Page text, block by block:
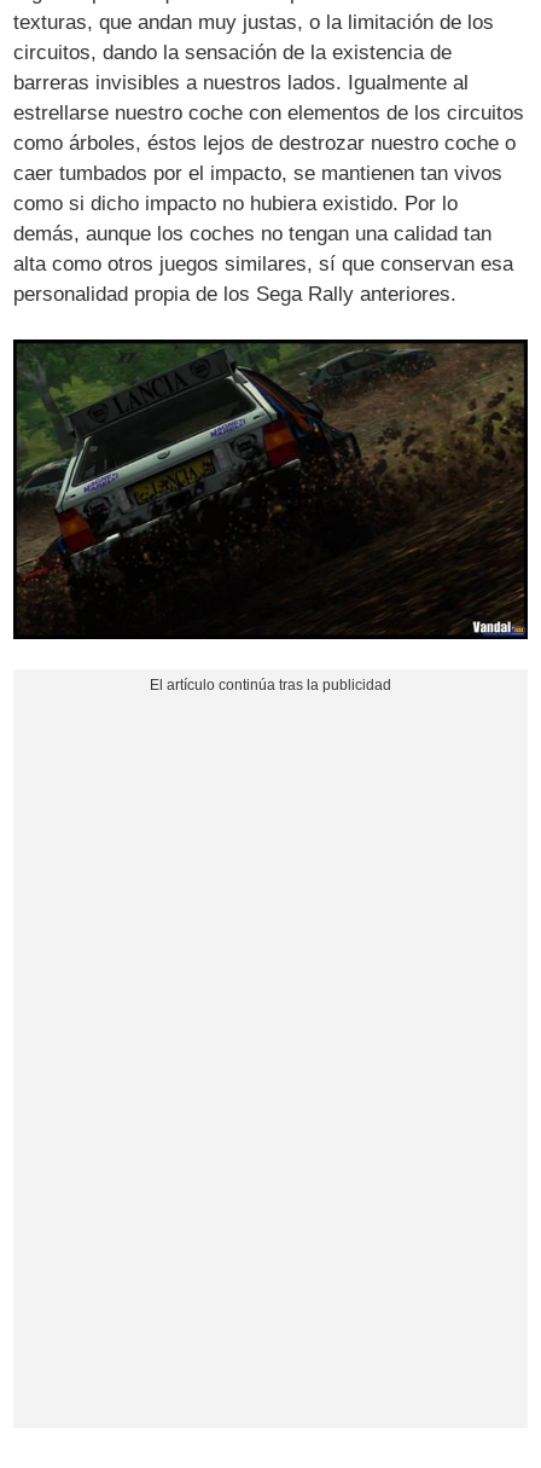
texturas, que andan muy justas, o la limitación de los
circuitos, dando la sensación de la existencia de
barreras invisibles a nuestros lados. Igualmente al
estrellarse nuestro coche con elementos de los circuitos
como árboles, éstos lejos de destrozar nuestro coche o
caer tumbados por el impacto, se mantienen tan vivos
como si dicho impacto no hubiera existido. Por lo
demás, aunque los coches no tengan una calidad tan
alta como otros juegos similares, sí que conservan esa
personalidad propia de los Sega Rally anteriores.